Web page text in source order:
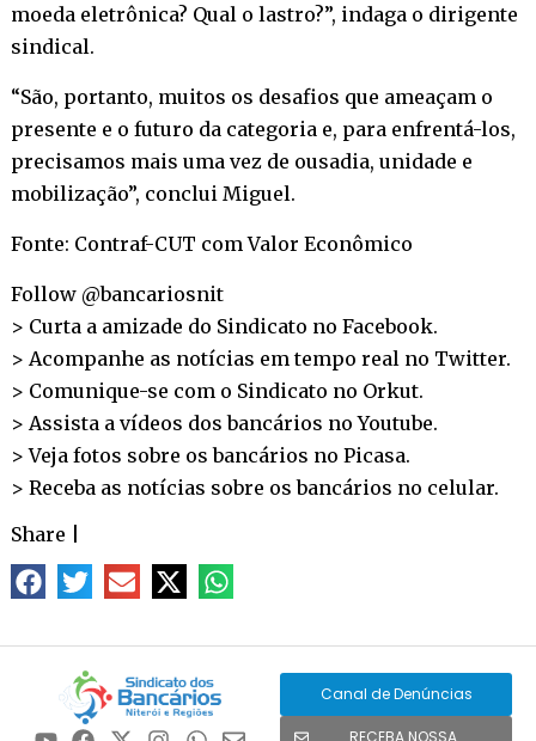
moeda eletrônica? Qual o lastro?”, indaga o dirigente
sindical.
“São, portanto, muitos os desafios que ameaçam o
presente e o futuro da categoria e, para enfrentá-los,
precisamos mais uma vez de ousadia, unidade e
mobilização”, conclui Miguel.
Fonte: Contraf-CUT com Valor Econômico
Follow @bancariosnit
> Curta a amizade do Sindicato no Facebook.
> Acompanhe as notícias em tempo real no Twitter.
> Comunique-se com o Sindicato no Orkut.
> Assista a vídeos dos bancários noYoutube.
> Veja fotos sobre os bancários no Picasa.
> Receba as notícias sobre os bancários no celular.
Share
Canal de Denúncias